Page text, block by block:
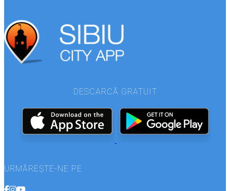
DESCARCĂ GRATUIT
URMĂREȘTE-NE PE